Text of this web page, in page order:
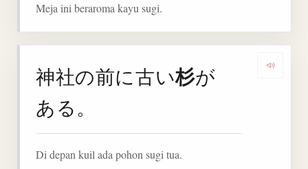
Meja ini beraroma kayu sugi.
神社の前に古い杉が
ある。
Di depan kuil ada pohon sugi tua.